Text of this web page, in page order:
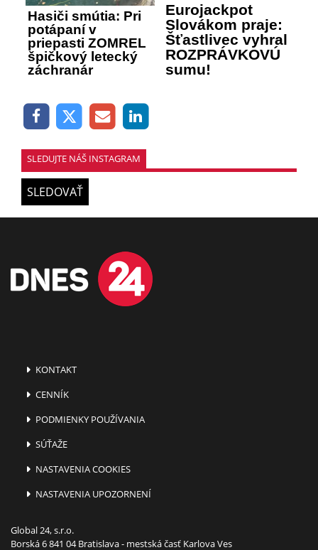
Hasiči smútia: Pri
potápaní v
priepasti ZOMREL
špičkový letecký
záchranár
Eurojackpot
Slovákom praje:
Šťastlivec vyhral
ROZPRÁVKOVÚ
sumu!
SLEDUJTE NÁŠ INSTAGRAM
SLEDOVAŤ
KONTAKT
CENNÍK
PODMIENKY POUŽÍVANIA
SÚŤAŽE
NASTAVENIA COOKIES
NASTAVENIA UPOZORNENÍ
Global 24, s.r.o.
Borská 6 841 04 Bratislava - mestská časť Karlova Ves